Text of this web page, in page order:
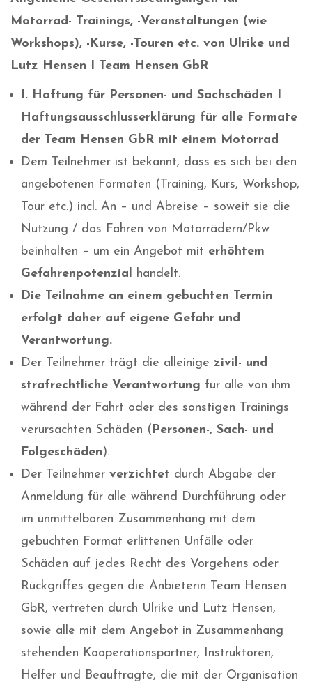
Motorrad- Trainings, -Veranstaltungen (wie
Workshops), -Kurse, -Touren etc. von Ulrike und
Lutz Hensen I Team Hensen GbR
I. Haftung für Personen- und Sachschäden I
Haftungsausschlusserklärung für alle Formate
der Team Hensen GbR mit einem Motorrad
Dem Teilnehmer ist bekannt, dass es sich bei den
angebotenen Formaten (Training, Kurs, Workshop,
Tour etc.) incl. An – und Abreise – soweit sie die
Nutzung / das Fahren von Motorrädern/Pkw
beinhalten – um ein Angebot mit erhöhtem
Gefahrenpotenzial handelt.
Die Teilnahme an einem gebuchten Termin
erfolgt daher auf eigene Gefahr und
Verantwortung.
Der Teilnehmer trägt die alleinige zivil- und
strafrechtliche Verantwortung für alle von ihm
während der Fahrt oder des sonstigen Trainings
verursachten Schäden ( Personen-, Sach- und
Folgeschäden).
Der Teilnehmer verzichtet durch Abgabe der
Anmeldung für alle während Durchführung oder
im unmittelbaren Zusammenhang mit dem
gebuchten Format erlittenen Unfälle oder
Schäden auf jedes Recht des Vorgehens oder
Rückgriffes gegen die Anbieterin Team Hensen
GbR, vertreten durch Ulrike und Lutz Hensen,
sowie alle mit dem Angebot in Zusammenhang
stehenden Kooperationspartner, Instruktoren,
Helfer und Beauftragte, die mit der Organisation